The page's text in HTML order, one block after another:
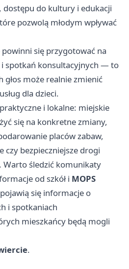
dostępu do kultury i edukacji
pozwolą młodym wpływać
się przygotować na
i spotkań konsultacyjnych — to
może realnie zmienić
dla dzieci.
i lokalne: miejskie
się na konkretne zmiany,
placów zabaw,
czy bezpieczniejsze drogi
Warto śledzić komunikaty
od szkół i MOPS
się informacje o
i spotkaniach
mieszkańcy będą mogli
.